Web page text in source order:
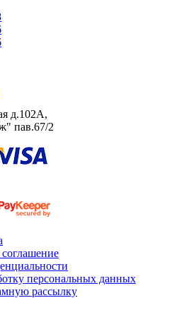
д.102А,
пав.67/2
соглашение
персональных данных
рассылку